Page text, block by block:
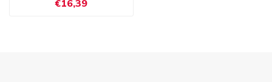
€16,39